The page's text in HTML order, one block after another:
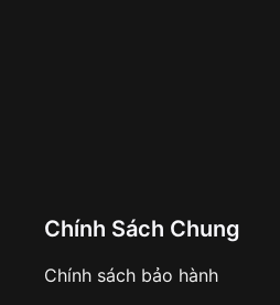
Chính Sách Chung
Chính sách bảo hành